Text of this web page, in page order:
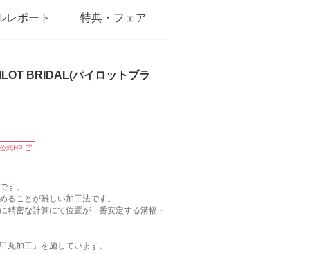
レポート 特典・フェア
BRIDAL(パイロットブラ
公式HP
す。
ることが難しい加工法です。
精密な計算にて位置が一番安定する溝幅・
丸加工」を施しています。